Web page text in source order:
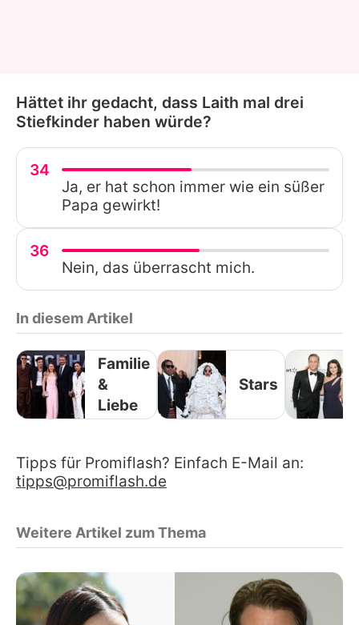
Hättet ihr gedacht, dass Laith mal drei
Stiefkinder haben würde?
34
Ja, er hat schon immer wie ein süßer
Papa gewirkt!
36
Nein, das überrascht mich.
In diesem Artikel
Familie
&
Liebe
Stars
Tipps für Promiflash? Einfach E-Mail an:
tipps@promiflash.de
Weitere Artikel zum Thema